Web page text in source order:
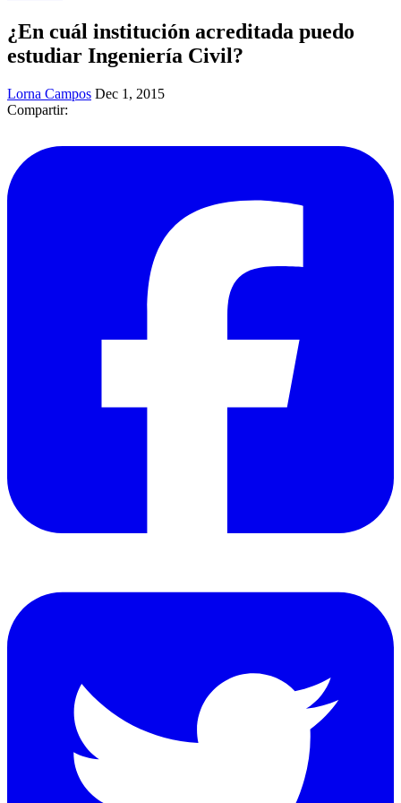
¿En cuál institución acreditada puedo
estudiar Ingeniería Civil?
Lorna Campos Dec 1, 2015
Compartir: